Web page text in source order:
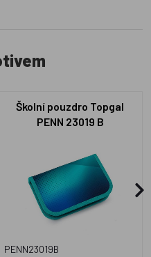
Školní pouzdro Topgal
PENN 23019 B
PENN23019B